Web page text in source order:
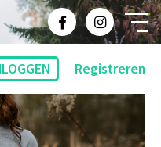
Registreren